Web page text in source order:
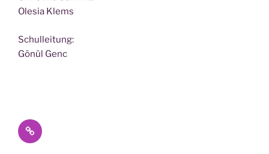
Ole­sia Klems
Schul­lei­tung:
Gönül Genc
Datenschutz